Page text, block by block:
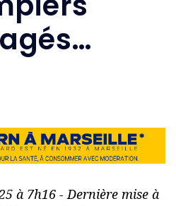
à 7h16 - Dernière mise à